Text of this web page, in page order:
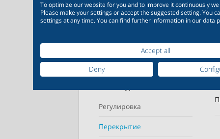
Подробнее Подробнее
20 000 изделий для
промышленности
Подробнее
200 000
Home Изделия Перекрытие
Уточнить параметры
поиска
Регулировка
Перекрытие
To optimize our website for you and to improve it continuously we
Please make your settings or accept the suggested setting. You
settings at any time. You can find further information in our data
Accept all
Deny